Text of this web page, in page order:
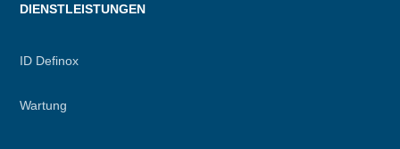
DIENSTLEISTUNGEN
ID Definox
Wartung